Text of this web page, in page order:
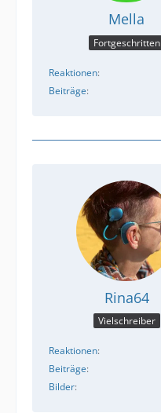
Mella
Fortgeschritten
Reaktionen
Beiträge
Rina64
Vielschreiber
Reaktionen
Beiträge
Bilder